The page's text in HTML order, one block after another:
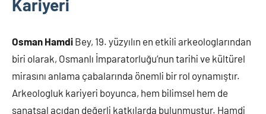
Kariyeri
Osman Hamdi Bey, 19. yüzyılın en etkili arkeologlarından
biri olarak, Osmanlı İmparatorluğu’nun tarihi ve kültürel
mirasını anlama çabalarında önemli bir rol oynamıştır.
Arkeologluk kariyeri boyunca, hem bilimsel hem de
sanatsal açıdan değerli katkılarda bulunmuştur. Hamdi